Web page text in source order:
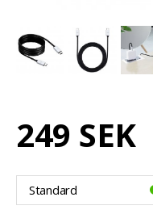
249 SEK
Standard